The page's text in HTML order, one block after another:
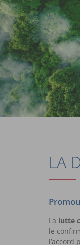
LA
La lutte
le
l’accord